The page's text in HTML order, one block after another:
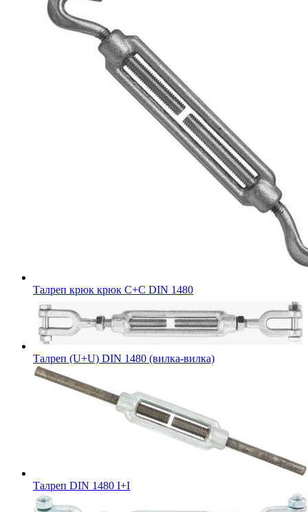
Талреп крюк крюк С+С DIN 1480
Талреп (U+U) DIN 1480 (вилка-вилка)
Талреп DIN 1480 I+I